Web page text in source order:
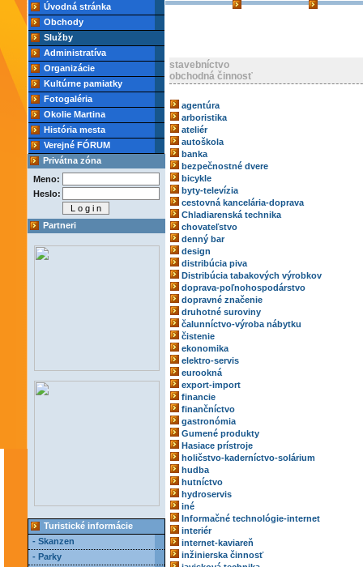
Úvodná stránka
Obchody
Služby
Administratíva
Organizácie
Kultúrne pamiatky
Fotogaléria
Okolie Martina
História mesta
Verejné FÓRUM
Privátna zóna
Meno:
Heslo:
Partneri
Turistické informácie
- Skanzen
- Parky
stavebníctvo
obchodná činnosť
agentúra
arboristika
ateliér
autoškola
banka
bezpečnostné dvere
bicykle
byty-televízia
cestovná kancelária-doprava
Chladiarenská technika
chovateľstvo
denný bar
design
distribúcia piva
Distribúcia tabakových výrobkov
doprava-poľnohospodárstvo
dopravné značenie
druhotné suroviny
čalunníctvo-výroba nábytku
čistenie
ekonomika
elektro-servis
eurookná
export-import
financie
finančníctvo
gastronómia
Gumené produkty
Hasiace prístroje
holičstvo-kaderníctvo-solárium
hudba
hutníctvo
hydroservis
iné
Informačné technológie-internet
interiér
internet-kaviareň
inžinierska činnosť